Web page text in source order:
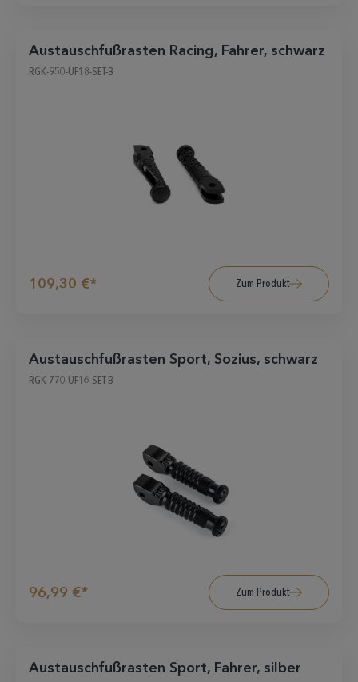
Austauschfußrasten Racing, Fahrer, schwarz
RGK-950-UF18-SET-B
109,30 €* Zum Produkt
Austauschfußrasten Sport, Sozius, schwarz
RGK-770-UF16-SET-B
96,99 €* Zum Produkt
Austauschfußrasten Sport, Fahrer, silber